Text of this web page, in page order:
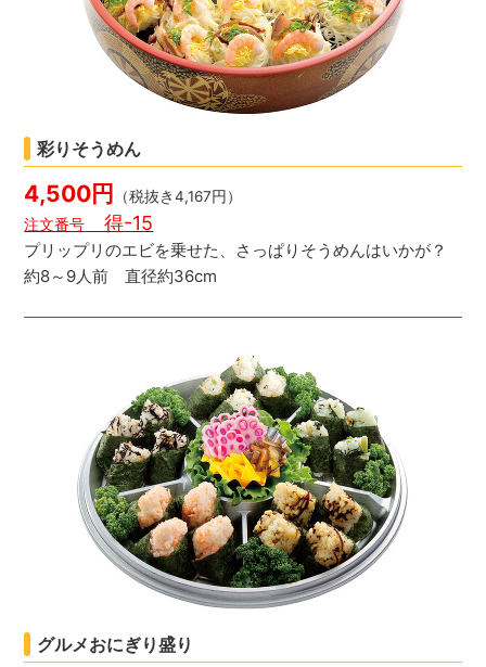
彩りそうめん
4,500円
（税抜き4,167円）
注文番号
得-15
プリップリのエビを乗せた、さっぱりそうめんはいかが？
約8～9人前 直径約36cm
グルメおにぎり盛り